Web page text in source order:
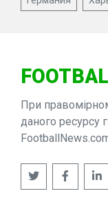
При
даного ресурсу